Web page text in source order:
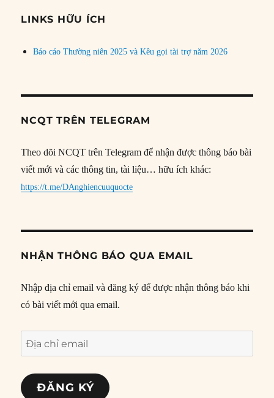
đề
LINKS HỮU ÍCH
Báo cáo Thường niên 2025 và Kêu gọi tài trợ năm 2026
NCQT TRÊN TELEGRAM
Theo dõi NCQT trên Telegram để nhận được thông báo bài
viết mới và các thông tin, tài liệu… hữu ích khác:
https://t.me/DAnghiencuuquocte
NHẬN THÔNG BÁO QUA EMAIL
Nhập địa chỉ email và đăng ký để được nhận thông báo khi
có bài viết mới qua email.
Địa
chỉ
email
ĐĂNG KÝ